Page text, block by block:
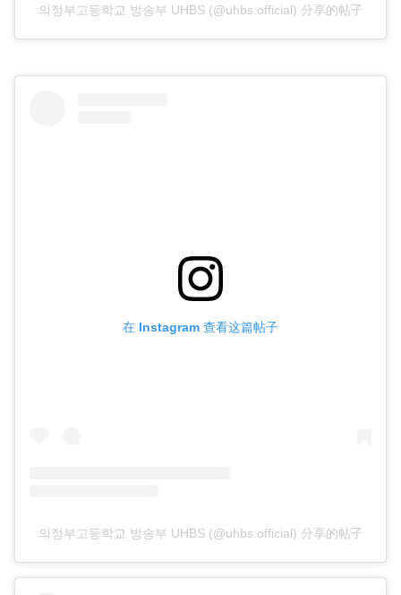
의정부고등학교 방송부 UHBS (@uhbs.official) 分享的帖子
在 Instagram 查看这篇帖子
의정부고등학교 방송부 UHBS (@uhbs.official) 分享的帖子